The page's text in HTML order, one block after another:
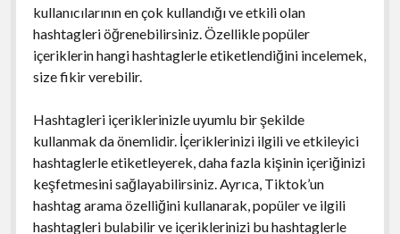
kullanıcılarının en çok kullandığı ve etkili olan
hashtagleri öğrenebilirsiniz. Özellikle popüler
içeriklerin hangi hashtaglerle etiketlendiğini incelemek,
size fikir verebilir.
Hashtagleri içeriklerinizle uyumlu bir şekilde
kullanmak da önemlidir. İçeriklerinizi ilgili ve etkileyici
hashtaglerle etiketleyerek, daha fazla kişinin içeriğinizi
keşfetmesini sağlayabilirsiniz. Ayrıca, Tiktok’un
hashtag arama özelliğini kullanarak, popüler ve ilgili
hashtagleri bulabilir ve içeriklerinizi bu hashtaglerle